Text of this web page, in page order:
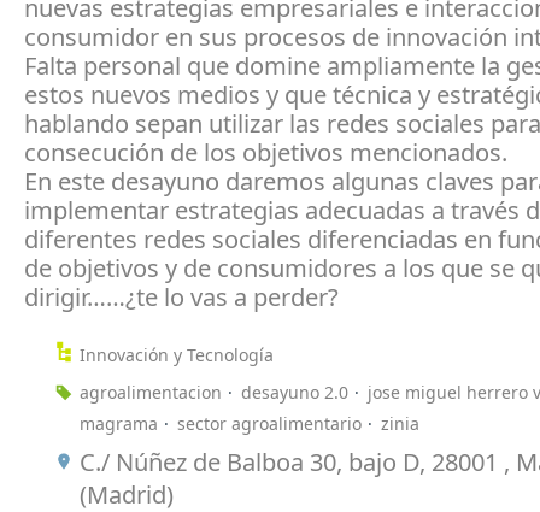
nuevas estrategias empresariales e
consumidor en sus procesos de innovación
Falta personal que domine ampliamente la
estos nuevos medios y que técnica y
hablando sepan utilizar las redes sociales
consecución de los objetivos mencionados.
En este desayuno daremos algunas claves
implementar estrategias adecuadas a través
diferentes redes sociales diferenciadas en
de objetivos y de consumidores a los que se
dirigir……¿te lo vas a perder?
Innovación y Tecnología
agroalimentacion
desayuno 2.0
jose miguel herrero
magrama
sector agroalimentario zinia
C./ Núñez de Balboa 30, bajo D, 28001 ,
(Madrid)